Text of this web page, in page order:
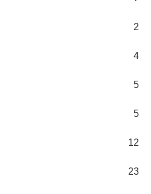
2
4
5
5
12
23